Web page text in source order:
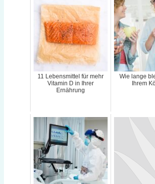
11 Lebensmittel für mehr
Vitamin D in Ihrer
Ernährung
Wie lange
Ihrem